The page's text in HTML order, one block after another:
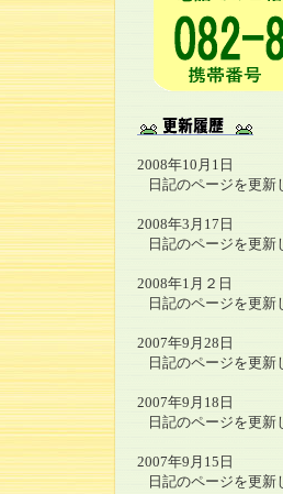
2008年10月1日
日記のページを更新
2008年3月17日
日記のページを更新
2008年1月２日
日記のページを更新
2007年9月28日
日記のページを更新
2007年9月18日
日記のページを更新
2007年9月15日
日記のページを更新